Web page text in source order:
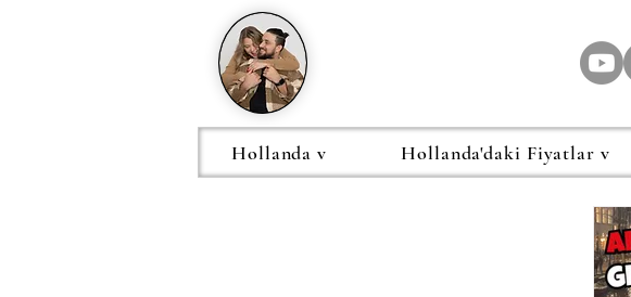
Hollanda v Hollanda'daki Fiyatlar v